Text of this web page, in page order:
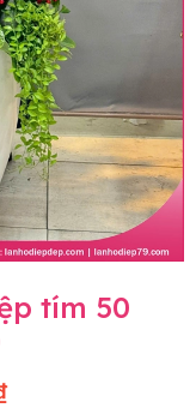
tím 50